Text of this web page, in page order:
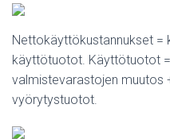
Nettokäyttökustannukset =
käyttötuotot. Käyttötuotot
valmistevarastojen muutos
vyörytystuotot.